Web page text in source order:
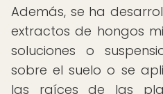
Además, se ha
extractos de hongos
soluciones o
sobre el suelo o se
las raíces de las